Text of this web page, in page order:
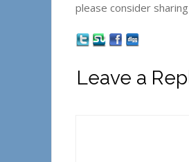
please consider
Leave a